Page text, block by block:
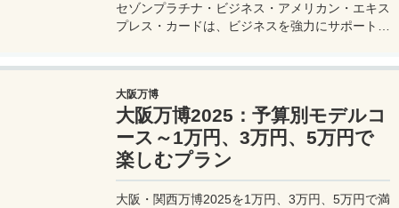
セゾンプラチナ・ビジネス・アメリカン・エキス
プレス・カードは、ビジネスを強力にサポートす
最適です。初年度の年会費無料も魅力。ステータ
スと実用性を兼ね備えたビジネスカードで、あな
たのビジネスをワンランクアップさせませんか？
大阪万博
大阪万博2025：予算別モデルコ
ース～1万円、3万円、5万円で
楽しむプラン
大阪・関西万博2025を1万円、3万円、5万円で満